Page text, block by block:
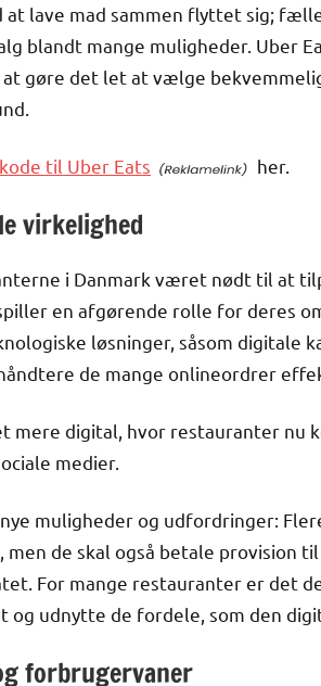
at lave mad sammen flyttet sig;
blandt mange muligheder. Uber
gøre det let at vælge
til Uber Eats her.
virkelighed
i Danmark været nødt til at
en afgørende rolle for deres
løsninger, såsom digitale
de mange onlineordrer
mere digital, hvor restauranter nu
medier.
muligheder og udfordringer:
de skal også betale provision
For mange restauranter er det
udnytte de fordele, som den
forbrugervaner